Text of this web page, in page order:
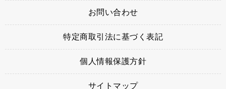
お問い合わせ
特定商取引法に基づく表記
個人情報保護方針
サイトマップ